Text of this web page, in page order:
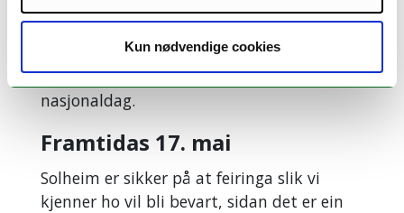
Kun nødvendige cookies
og kontekstar, viser det uansett at vi ikkje
kan ta 17. mai for gitt. Det kan kome ytre
krefter som forbyr oss å markere noko så
grunnleggjande som vår eigen
nasjonaldag.
Framtidas 17. mai
Solheim er sikker på at feiringa slik vi
kjenner ho vil bli bevart, sidan det er ein